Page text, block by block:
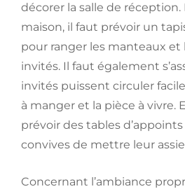
décorer la salle de réception.
maison, il faut prévoir un
pour ranger les manteaux et
invités. Il faut également
invités puissent circuler
à manger et la pièce à vivre.
prévoir des tables
convives de mettre leur
Concernant l’ambiance